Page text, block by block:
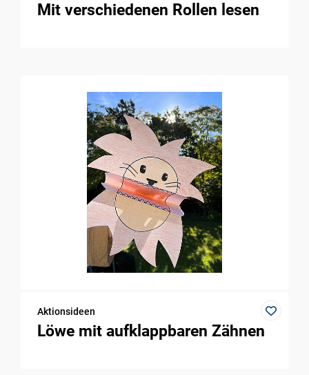
Mit verschiedenen Rollen lesen
Aktionsideen
Löwe mit aufklappbaren Zähnen